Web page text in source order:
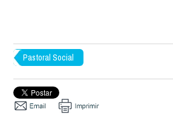
Pastoral Social